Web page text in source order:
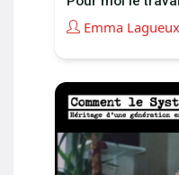
Emma Lagueux